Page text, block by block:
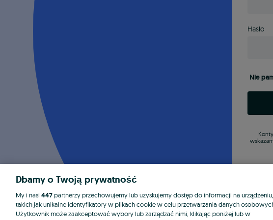
Hasło
Nie
Dbamy o Twoją prywatność
My i nasi 447partnerzy przechowujemy lub uzyskujemy dostęp do informacji na urządzeniu,
takich jak unikalne identyfikatory w plikach cookie w celu przetwarzania danych
Użytkownik może zaakceptować wybory lub zarządzać nimi, klikając poniżej lub w